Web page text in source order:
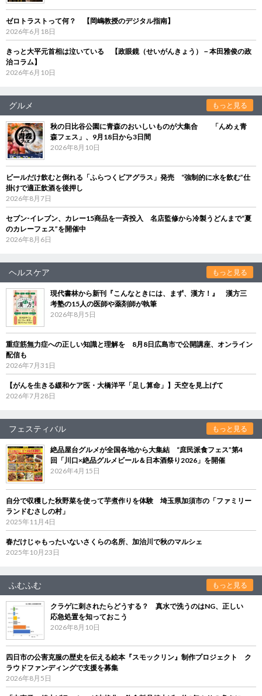
ゼロトラストって何？ 【岡嶋教授のデジタル指南】
2026年6月18日
きっと大平元首相は泣いている 【政眼鏡（せいがんきょう）－本田雅俊の政
治コラム】
2026年6月10日
グルメ もっと見る
秋の日比谷公園に青森のおいしいものが大集合 「んめぇ青
森フェス」、9月18日から3日間
2026年8月10日
ビールだけ飲むと倒れる「ふらつくビアグラス」発売 “強制的に水を飲む”仕
掛けで適正飲酒を後押し
2026年8月7日
セブン‐イレブン、カレー15商品を一斉投入 名店監修から冷製うどんまで“夏
のカレーフェス”を開催中
2026年8月6日
ヘルスケア もっと見る
現代書林から新刊『こんなときには、まず、漢方！』 漢方三
考塾の15人の医師や薬剤師が執筆
2026年8月5日
重症筋無力症への正しい知識と理解を 8月8日広島市で公開講座、オンライン
配信も
2026年7月31日
【がんを生きる緩和ケア医・大橋洋平「足し算命」】天空を見上げて
2026年7月28日
フェスティバル もっと見る
絶品屋台グルメが全国各地から大集結 “庶民派食フェス”第4
回「川口×絶品グルメビール＆日本酒祭り2026」を開催
2026年4月15日
自分で収穫した秋野菜を使って芋煮作りを体験 埼玉県加須市の「ファミリー
ランドむさしの村」
2025年11月4日
春だけじゃもったいないさくらの名所、加治川で秋のマルシェ
2025年10月23日
ふむふむ もっと見る
クラゲに刺されたらどうする？ 真水で洗うのはNG、正しい
応急処置を知っておこう
2026年8月10日
四日市の公害克服の歴史を伝える絵本『スモックリン』制作プロジェクト ク
ラウドファンディングで支援を募集
2026年8月5日